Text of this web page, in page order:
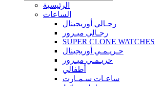
الرئيسية
الساعات
رجـالي أوريجينال
رجـالي ميـرور
SUPER CLONE WATCHES
حـريـمـي أوريجينال
حريـمـي ميـرور
أطفالي
ساعـات سـمـارت